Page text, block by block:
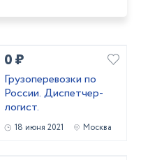
0 ₽
Грузоперевозки по
России. Диспетчер-
логист.
18 июня 2021 Москва